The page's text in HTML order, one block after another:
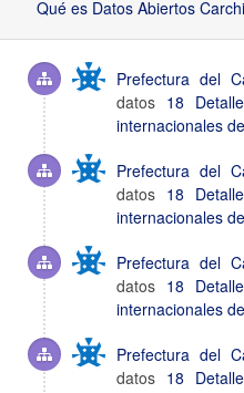
Qué es Datos Abiertos Carchi
Prefectura del
datos 18
internacionales
Prefectura del
datos 18
internacionales
Prefectura del
datos 18
internacionales
Prefectura del
datos 18